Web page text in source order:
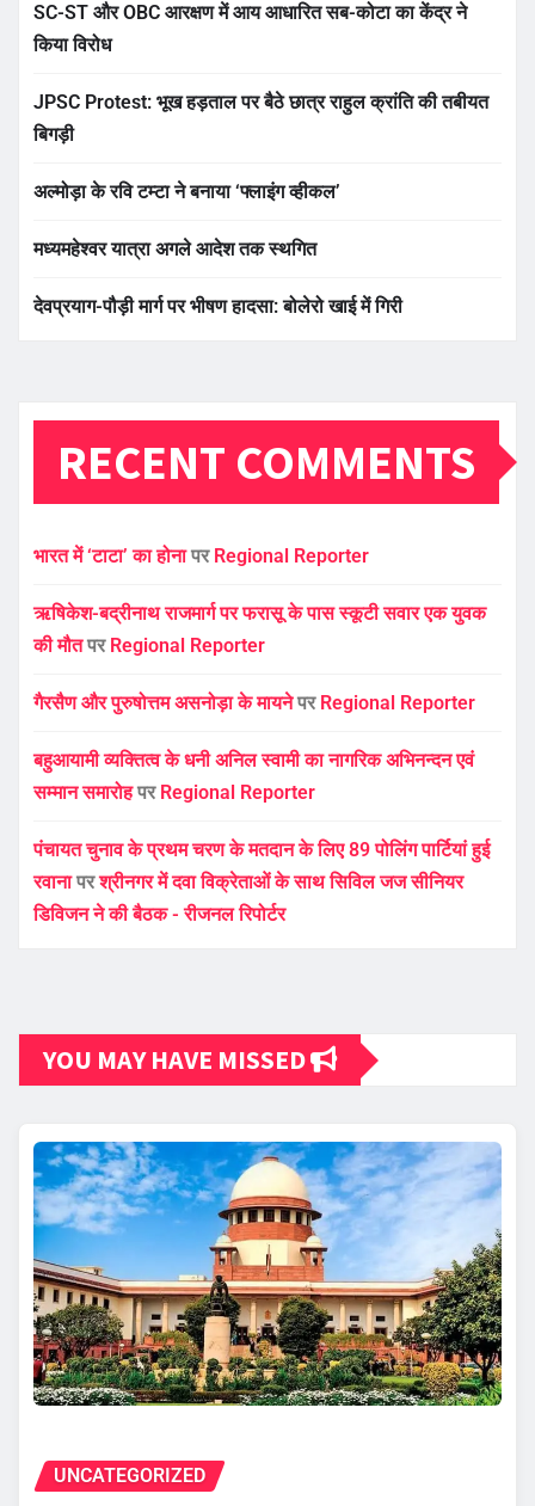
SC-ST और OBC आरक्षण में आय आधारित सब-कोटा का केंद्र ने
किया विरोध
JPSC Protest: भूख हड़ताल पर बैठे छात्र राहुल क्रांति की तबीयत
बिगड़ी
अल्मोड़ा के रवि टम्टा ने बनाया ‘फ्लाइंग व्हीकल’
मध्यमहेश्वर यात्रा अगले आदेश तक स्थगित
देवप्रयाग-पौड़ी मार्ग पर भीषण हादसा: बोलेरो खाई में गिरी
RECENT COMMENTS
भारत में ‘टाटा’ का होनापर Regional Reporter
ऋषिकेश-बद्रीनाथ राजमार्ग पर फरासू के पास स्कूटी सवार एक युवक
की मौतपर Regional Reporter
गैरसैण और पुरुषोत्तम असनोड़ा के मायनेपर Regional Reporter
बहुआयामी व्यक्तित्व के धनी अनिल स्वामी का नागरिक अभिनन्दन एवं
सम्मान समारोहपर Regional Reporter
पंचायत चुनाव के प्रथम चरण के मतदान के लिए 89 पोलिंग पार्टियां हुई
रवानापरश्रीनगर में दवा विक्रेताओं के साथ सिविल जज सीनियर
डिविजन ने की बैठक - रीजनल रिपोर्टर
YOU MAY HAVE MISSED
UNCATEGORIZED